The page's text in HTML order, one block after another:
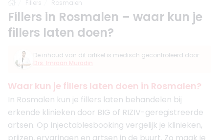
Fillers Rosmalen
Fillers in Rosmalen – waar kun je
fillers laten doen?
De inhoud van dit artikel is medisch gecontroleerd door:
Drs. Imraan Muradin
Waar kun je fillers laten doen in Rosmalen?
In Rosmalen kun je fillers laten behandelen bij
erkende klinieken door BIG of RIZIV-geregistreerde
artsen. Op Injectablesbooking vergelijk je klinieken,